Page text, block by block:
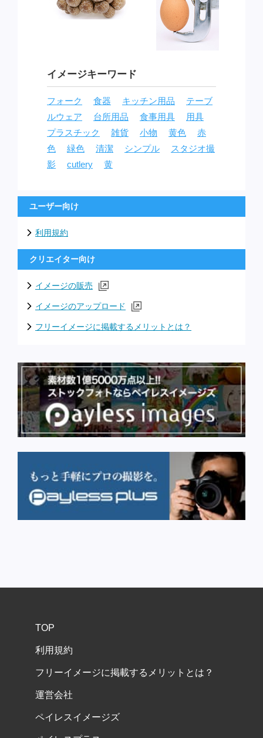
イメージキーワード
フォーク 食器 キッチン用品
テーブ
ルウェア
台所用品 食事用具
用具
プラスチック
雑貨 小物 黄色
赤
色
緑色 清潔 シンプル
スタジオ撮
影
cutlery 黄
ユーザー向け
利用規約
クリエイター向け
イメージの販売
イメージのアップロード
フリーイメージに掲載するメリットとは？
TOP
利用規約
フリーイメージに掲載するメリットとは？
運営会社
ペイレスイメージズ